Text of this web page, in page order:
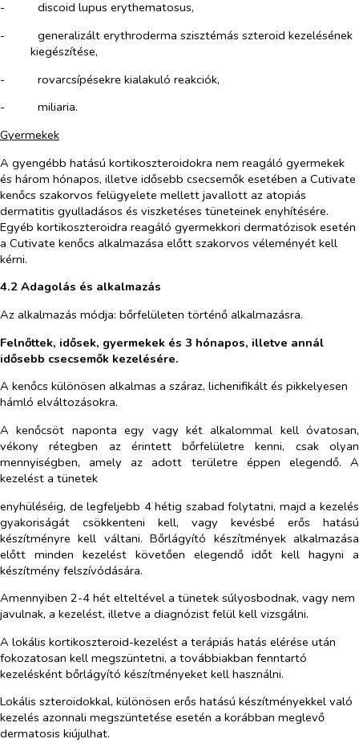
-​
discoid lupus erythematosus,
-​
generalizált erythroderma szisztémás szteroid kezelésének
kiegészítése,
-​
rovarcsípésekre kialakuló reakciók,
-​
miliaria.
Gyermekek
A gyengébb hatású kortikoszteroidokra nem reagáló gyermekek
és három hónapos, illetve idősebb csecsemők esetében a Cutivate
kenőcs szakorvos felügyelete mellett javallott az atopiás
dermatitis gyulladásos és viszketéses tüneteinek enyhítésére.
Egyéb kortikoszteroidra reagáló gyermekkori dermatózisok esetén
a Cutivate kenőcs alkalmazása előtt szakorvos véleményét kell
kérni.
4.2 Adagolás és alkalmazás
Az alkalmazás módja: bőrfelületen történő alkalmazásra.
Felnőttek, idősek, gyermekek és 3 hónapos, illetve annál
idősebb csecsemők kezelésére.
A kenőcs különösen alkalmas a száraz, lichenifikált és pikkelyesen
hámló elváltozásokra.
A kenőcsöt naponta egy vagy két alkalommal kell óvatosan,
vékony rétegben az érintett bőrfelületre kenni, csak olyan
mennyiségben, amely az adott területre éppen elegendő. A
kezelést a tünetek
enyhüléséig, de legfeljebb 4 hétig szabad folytatni, majd a kezelés
gyakoriságát csökkenteni kell, vagy kevésbé erős hatású
készítményre kell váltani. Bőrlágyító készítmények alkalmazása
előtt minden kezelést követően elegendő időt kell hagyni a
készítmény felszívódására.
Amennyiben 2-4 hét elteltével a tünetek súlyosbodnak, vagy nem
javulnak, a kezelést, illetve a diagnózist felül kell vizsgálni.
A lokális kortikoszteroid-kezelést a terápiás hatás elérése után
fokozatosan kell megszüntetni, a továbbiakban fenntartó
kezelésként bőrlágyító készítményeket kell használni.
Lokális szteroidokkal, különösen erős hatású készítményekkel való
kezelés azonnali megszüntetése esetén a korábban meglevő
dermatosis kiújulhat.